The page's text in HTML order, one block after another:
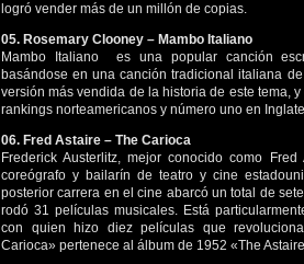
logró vender más de un millón de copias.
05. Rosemary Clooney – Mambo Italiano
Mambo Italiano es una popular canción
basándose en una canción tradicional italiana
versión más vendida de la historia de este tema,
rankings norteamericanos y número uno en
06. Fred Astaire – The Carioca
Frederick Austerlitz, mejor conocido como
coreógrafo y bailarín de teatro y cine
posterior carrera en el cine abarcó un total de
rodó 31 películas musicales. Está
con quien hizo diez películas que
Carioca» pertenece al álbum de 1952 «The